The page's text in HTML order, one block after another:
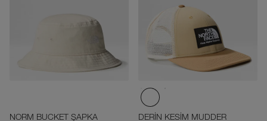
NORM BUCKET ŞAPKA
DERİN KESİM MUDDER